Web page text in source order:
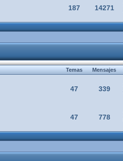
187 14271
TemasMensajes
47 339
47 778